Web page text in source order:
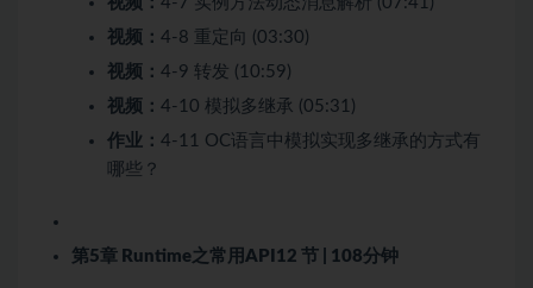
视频： 4-8 重定向 (03:30)
视频： 4-9 转发 (10:59)
视频： 4-10 模拟多继承 (05:31)
作业： 4-11 OC语言中模拟实现多继承的方式有
哪些？
第5章 Runtime之常用API 12 节 | 108分钟